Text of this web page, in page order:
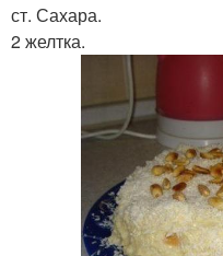
ст. Сахара.
2 желтка.